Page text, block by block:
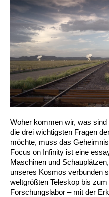
Woher kommen wir, was
die drei wichtigsten Fragen
möchte, muss das
Focus on Infinity ist eine
Maschinen und
unseres Kosmos verbunden
weltgrößten Teleskop bis
Forschungslabor – mit der